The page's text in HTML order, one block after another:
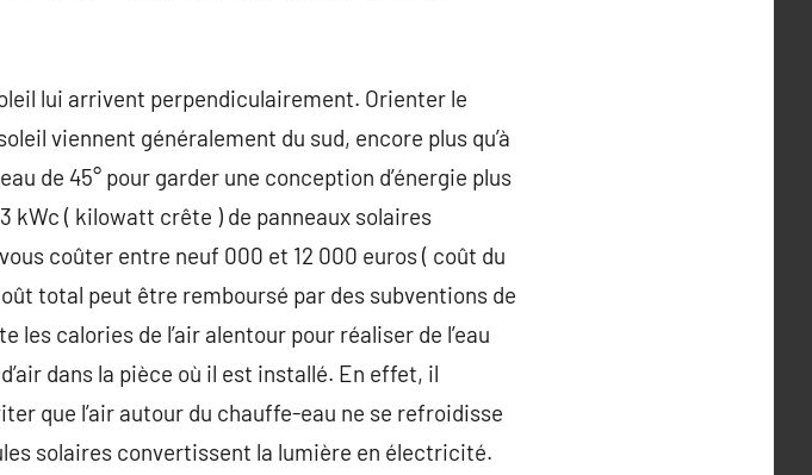
lui arrivent perpendiculairement. Orienter le
viennent généralement du sud, encore plus qu’à
de 45° pour garder une conception d’énergie plus
kWc ( kilowatt crête ) de panneaux solaires
coûter entre neuf 000 et 12 000 euros ( coût du
total peut être remboursé par des subventions de
les calories de l’air alentour pour réaliser de l’eau
dans la pièce où il est installé. En effet, il
que l’air autour du chauffe-eau ne se refroidisse
solaires convertissent la lumière en électricité.